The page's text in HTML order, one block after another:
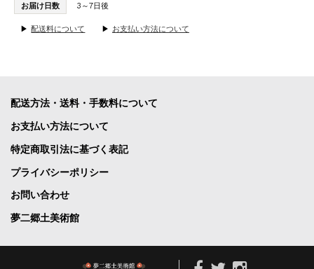
お届け日数 3～7日後
▶ 配送料について ▶ お支払い方法について
配送方法・送料・手数料について
お支払い方法について
特定商取引法に基づく表記
プライバシーポリシー
お問い合わせ
夢二郷土美術館